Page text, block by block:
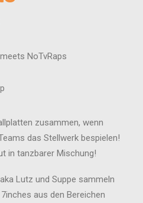
NoTvRaps
zusammen, wenn
das Stellwerk bespielen!
in tanzbarer Mischung!
Lutz und Suppe sammeln
aus den Bereichen